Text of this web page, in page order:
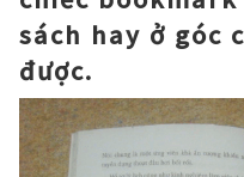
sách hay ở góc
được.